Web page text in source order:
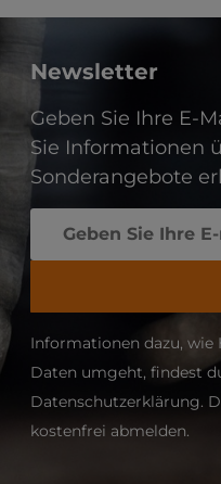
Newsletter
Geben Sie Ihre E-
Sie Informationen
Sonderangebote
Informationen dazu,
Daten umgeht, findest
Datenschutzerklärung.
kostenfrei abmelden.